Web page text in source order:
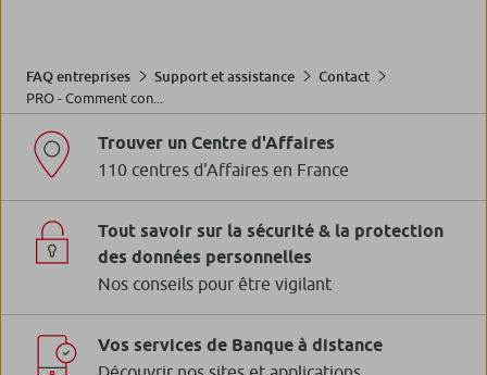
FAQ entreprises Support et assistance
Contact
PRO - Comment con...
Trouver un Centre d'Affaires
110 centres d'Affaires en France
Tout savoir sur la sécurité & la protection
des données personnelles
Nos conseils pour être vigilant
Vos services de Banque à distance